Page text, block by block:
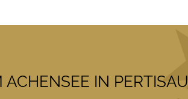
IN PERTISAU